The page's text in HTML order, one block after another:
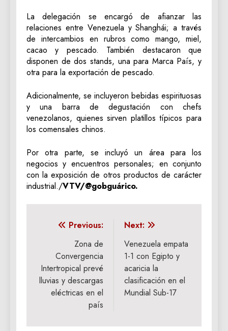
La delegación se encargó de afianzar las
relaciones entre Venezuela y Shanghái; a través
de intercambios en rubros como mango, miel,
cacao y pescado. También destacaron que
disponen de dos stands, una para Marca País, y
otra para la exportación de pescado.
Adicionalmente, se incluyeron bebidas espirituosas
y una barra de degustación con chefs
venezolanos, quienes sirven platillos típicos para
los comensales chinos.
Por otra parte, se incluyó un área para los
negocios y encuentros personales; en conjunto
con la exposición de otros productos de carácter
industrial./VTV/@gobguárico.
Navegación
entradas
Previous:
Zona de
Convergencia
Intertropical prevé
lluvias y descargas
eléctricas en el
país
Next:
Venezuela empata
1-1 con Egipto y
acaricia la
clasificación en el
Mundial Sub-17